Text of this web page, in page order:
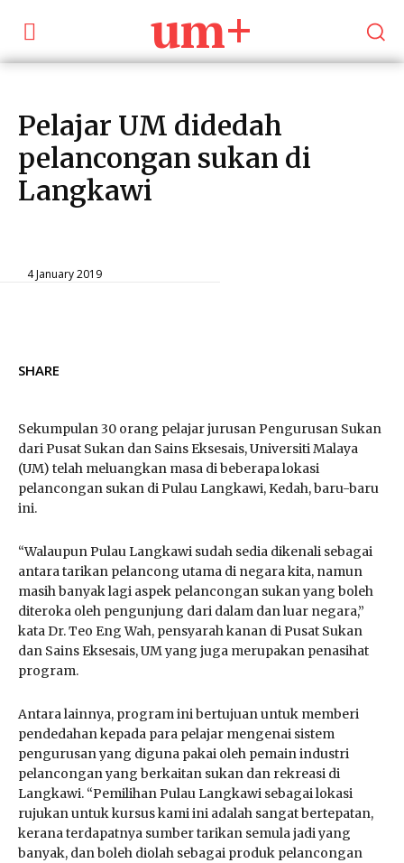
um+
Pelajar UM didedah
pelancongan sukan di
Langkawi
4 January 2019
SHARE
Sekumpulan 30 orang pelajar jurusan Pengurusan Sukan
dari Pusat Sukan dan Sains Eksesais, Universiti Malaya
(UM) telah meluangkan masa di beberapa lokasi
pelancongan sukan di Pulau Langkawi, Kedah, baru-baru
ini.
“Walaupun Pulau Langkawi sudah sedia dikenali sebagai
antara tarikan pelancong utama di negara kita, namun
masih banyak lagi aspek pelancongan sukan yang boleh
diteroka oleh pengunjung dari dalam dan luar negara,”
kata Dr. Teo Eng Wah, pensyarah kanan di Pusat Sukan
dan Sains Eksesais, UM yang juga merupakan penasihat
program.
Antara lainnya, program ini bertujuan untuk memberi
pendedahan kepada para pelajar mengenai sistem
pengurusan yang diguna pakai oleh pemain industri
pelancongan yang berkaitan sukan dan rekreasi di
Langkawi. “Pemilihan Pulau Langkawi sebagai lokasi
rujukan untuk kursus kami ini adalah sangat bertepatan,
kerana terdapatnya sumber tarikan semula jadi yang
banyak, dan boleh diolah sebagai produk pelancongan